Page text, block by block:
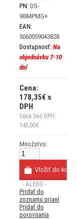
PN: DS-
9084PMG+
EAN:
5060059043828
Dostupnosť: Na
objednávku 7-10
dní
Cena:
178,35€ s
DPH
Cena bez DPH:
145,00€
Množstvo:
- ALEBO -
Pridať do
zoznamu prianí
Pridať do
porovnania